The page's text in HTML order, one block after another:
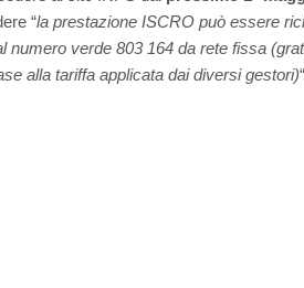
“la prestazione ISCRO può essere
numero verde 803 164 da rete fissa
alla tariffa applicata dai diversi gestori)